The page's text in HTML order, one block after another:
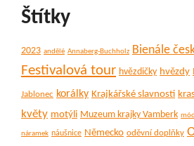
Štítky
2023 andělé Annaberg-Buchholz Bienále
Festivalová tour hvězdičky hvězdy
Jablonec korálky Krajkářské slavnosti
květy motýli Muzeum krajky Vamberk
náramek náušnice Německo oděvní doplňky